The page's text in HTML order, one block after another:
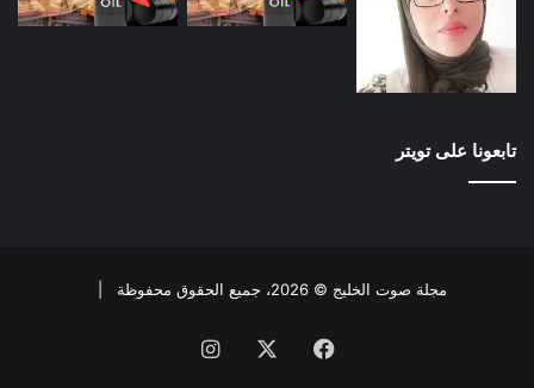
تابعونا على تويتر
مجلة صوت الخليج © 2026، جميع الحقوق محفوظة |
فيسبوك انستقرام